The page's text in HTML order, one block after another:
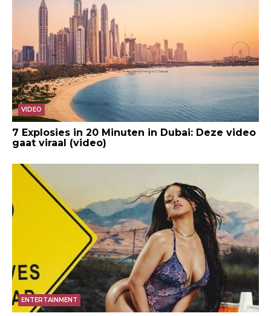
VIDEO
7 Explosies in 20 Minuten in Dubai: Deze video
gaat viraal (video)
ENTERTAINMENT